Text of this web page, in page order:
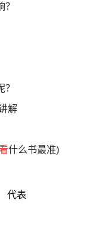
？
解
什么书最准)
代表